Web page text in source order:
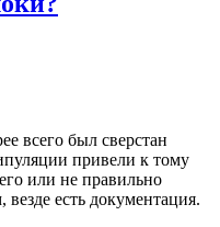
всего был сверстан
привели к тому
или не правильно
есть документация.